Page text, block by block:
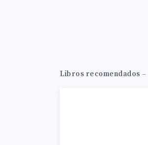
Libros recomendados –